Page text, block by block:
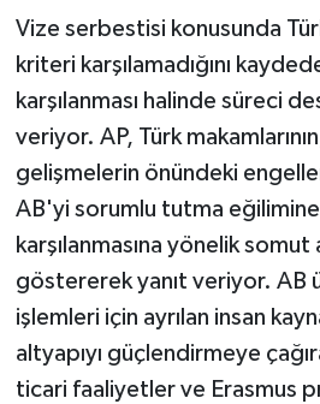
Vize serbestisi konusunda
kriteri karşılamadığını
karşılanması halinde süreci
veriyor. AP, Türk
gelişmelerin önündeki
AB'yi sorumlu tutma
karşılanmasına yönelik somut
göstererek yanıt veriyor. AB
işlemleri için ayrılan insan
altyapıyı güçlendirmeye
ticari faaliyetler ve Erasmus